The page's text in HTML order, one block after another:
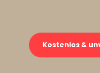
Kostenlos &